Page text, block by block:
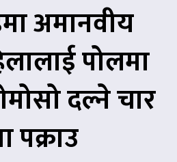
अमानवीय
पोलमा
दल्ने चार
पक्राउ